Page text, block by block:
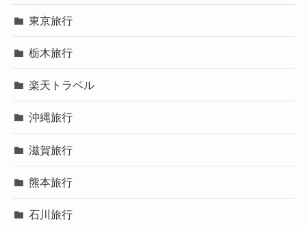
東京旅行
栃木旅行
楽天トラベル
沖縄旅行
滋賀旅行
熊本旅行
石川旅行